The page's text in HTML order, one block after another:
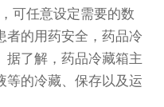
可任意设定需要的数
者的用药安全，药品冷
据了解，药品冷藏箱主
等的冷藏、保存以及运